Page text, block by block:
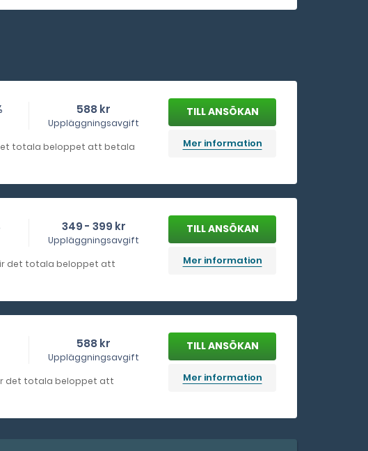
588 kr
Uppläggningsavgift
TILL ANSÖKAN
Mer information
det totala beloppet att betala
349 - 399 kr
Uppläggningsavgift
Mer information
det totala beloppet att
588 kr
Uppläggningsavgift
Mer information
det totala beloppet att